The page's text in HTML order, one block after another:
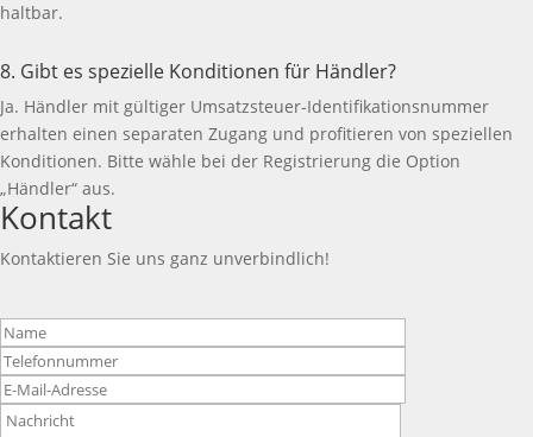
haltbar.
8. Gibt es spezielle Konditionen für Händler?
Ja. Händler mit gültiger Umsatzsteuer-Identifikationsnummer
erhalten einen separaten Zugang und profitieren von speziellen
Konditionen. Bitte wähle bei der Registrierung die Option
„Händler“ aus.
Kontakt
Kontaktieren Sie uns ganz unverbindlich!
Bitte
lasse
dieses
Feld
leer.